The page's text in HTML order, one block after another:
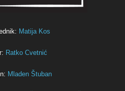
Matija Kos
Ratko Cvetnić
Mladen Štuban